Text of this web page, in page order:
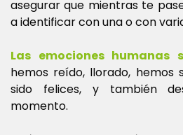
asegurar que mientras te
a identificar con una o con
Las emociones humanas
hemos reído, llorado, hemos
sido felices, y también
momento.